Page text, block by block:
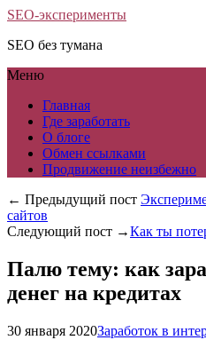
SEO-эксперименты
SEO без тумана
Меню
Главная
Где заработать
О блоге
Обмен ссылками
Продвижение неизбежно
← Предыдущий пост
сайтов
Следующий пост →Как ты
Палю тему: как
денег на кредитах
30 января 2020Заработок в